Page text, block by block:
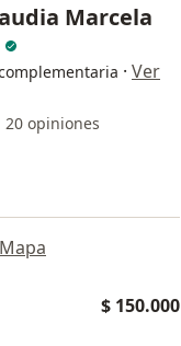
Marcela
· Ver
20 opiniones
Mapa
$ 150.000